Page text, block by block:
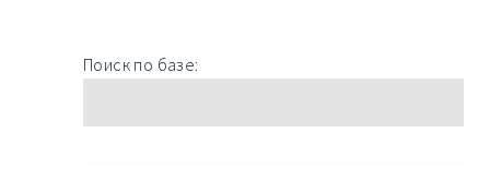
Поиск по базе: